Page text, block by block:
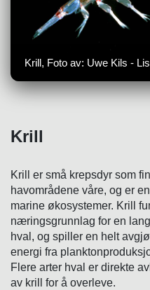
Krill, Foto av: Uwe Kils -
Krill
Krill er små krepsdyr som
havområdene våre, og er
marine økosystemer. Krill
næringsgrunnlag for en
hval, og spiller en helt
energi fra
Flere arter hval er direkte
av krill for å overleve.